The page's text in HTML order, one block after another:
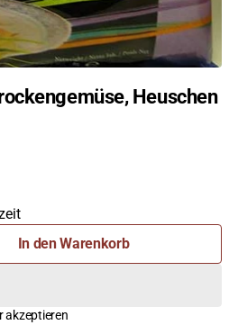
Heuschen
In den Warenkorb
akzeptieren